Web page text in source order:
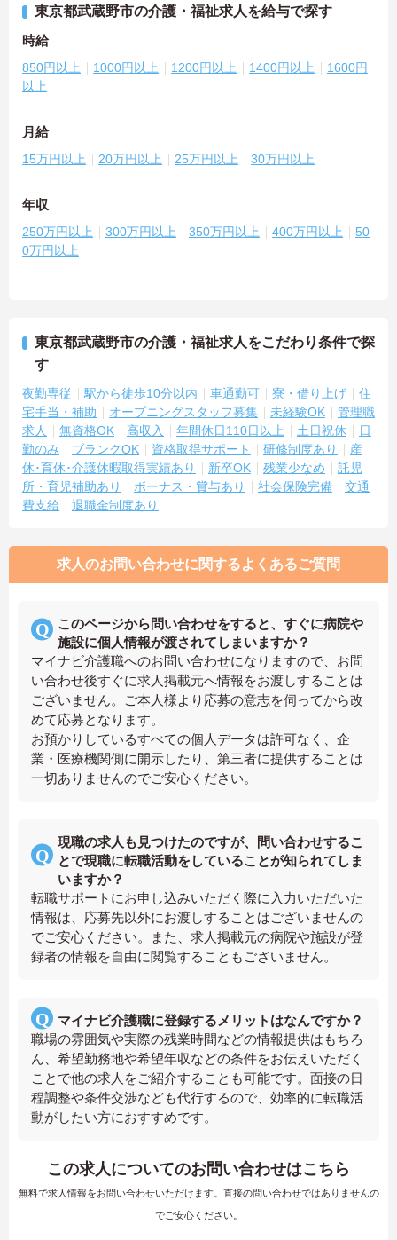
東京都武蔵野市の介護・福祉求人を給与で探す
時給
850円以上 1000円以上 1200円以上 1400円以上
1600円
以上
月給
15万円以上 20万円以上 25万円以上 30万円以上
年収
250万円以上 300万円以上 350万円以上 400万円以上
50
0万円以上
東京都武蔵野市の介護・福祉求人をこだわり条件で探
す
夜勤専従 駅から徒歩10分以内 車通勤可 寮・借り上げ
住
宅手当・補助
オープニングスタッフ募集 未経験OK
管理職
求人
無資格OK 高収入 年間休日110日以上 土日祝休
日
勤のみ
ブランクOK 資格取得サポート 研修制度あり
産
休･育休･介護休暇取得実績あり
新卒OK 残業少なめ
託児
所・育児補助あり
ボーナス・賞与あり 社会保険完備
交通
費支給
退職金制度あり
求人のお問い合わせに関するよくあるご質問
このページから問い合わせをすると、すぐに病院や
施設に個人情報が渡されてしまいますか？
マイナビ介護職へのお問い合わせになりますので、お問
い合わせ後すぐに求人掲載元へ情報をお渡しすることは
ございません。ご本人様より応募の意志を伺ってから改
めて応募となります。
お預かりしているすべての個人データは許可なく、企
業・医療機関側に開示したり、第三者に提供することは
一切ありませんのでご安心ください。
現職の求人も見つけたのですが、問い合わせするこ
とで現職に転職活動をしていることが知られてしま
いますか？
転職サポートにお申し込みいただく際に入力いただいた
情報は、応募先以外にお渡しすることはございませんの
でご安心ください。また、求人掲載元の病院や施設が登
録者の情報を自由に閲覧することもございません。
マイナビ介護職に登録するメリットはなんですか？
職場の雰囲気や実際の残業時間などの情報提供はもちろ
ん、希望勤務地や希望年収などの条件をお伝えいただく
ことで他の求人をご紹介することも可能です。面接の日
程調整や条件交渉なども代行するので、効率的に転職活
動がしたい方におすすめです。
この求人についてのお問い合わせはこちら
無料で求人情報をお問い合わせいただけます。直接の問い合わせではありませんの
でご安心ください。